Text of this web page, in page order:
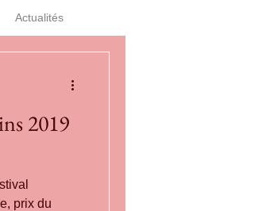
Actualités
2019
prix du